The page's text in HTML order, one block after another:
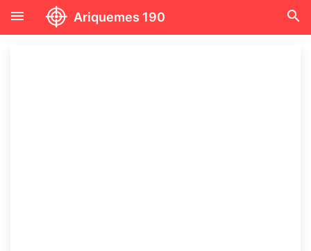
menu Ariquemes 190 search